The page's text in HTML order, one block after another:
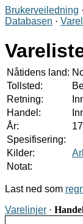
Brukerveiledning ·
Databasen ·
Nåtidens land:
Tollsted:
Retning:
Handel:
År:
Spesifisering:
Kilder:
Notat:
Last ned som
Varelinjer ·